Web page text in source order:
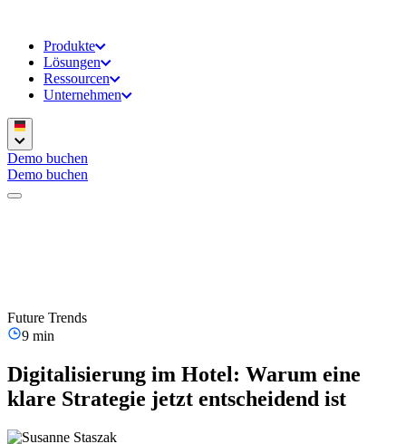
Produkte
Lösungen
Ressourcen
Unternehmen
Demo buchen
Demo buchen
Future Trends
9 min
Digitalisierung im Hotel: Warum eine
klare Strategie jetzt entscheidend ist